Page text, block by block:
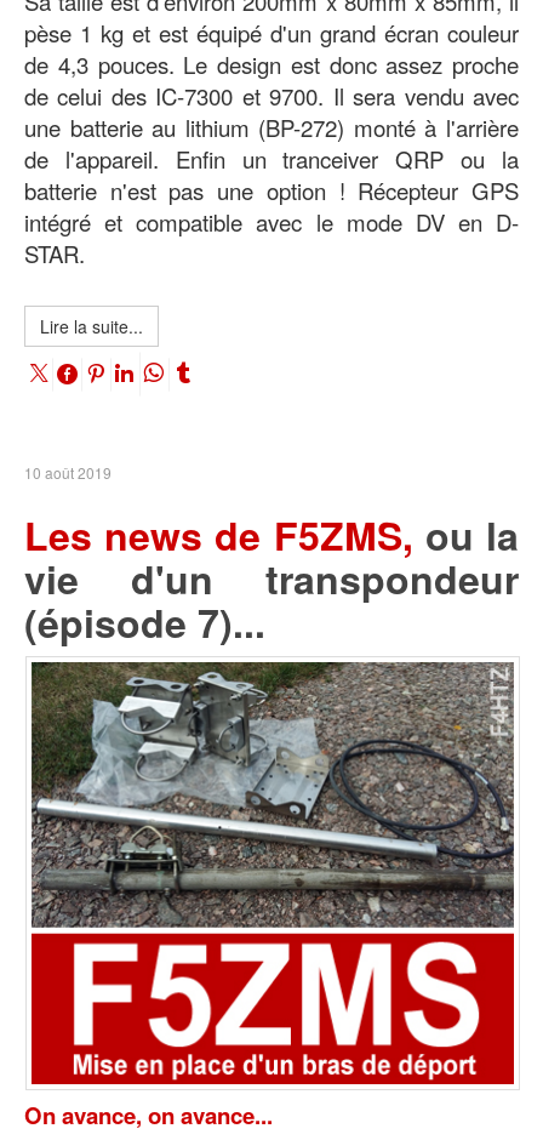
pèse 1 kg et est équipé d'un grand écran couleur
de 4,3 pouces. Le design est donc assez proche
de celui des IC-7300 et 9700. Il sera vendu avec
une batterie au lithium (BP-272) monté à l'arrière
de l'appareil. Enfin un tranceiver QRP ou la
batterie n'est pas une option ! Récepteur GPS
intégré et compatible avec le mode DV en D-
STAR.
Lire la suite...
10 août 2019
Les news de F5ZMS, ou la
vie d'un transpondeur
(épisode 7)...
On avance, on avance...